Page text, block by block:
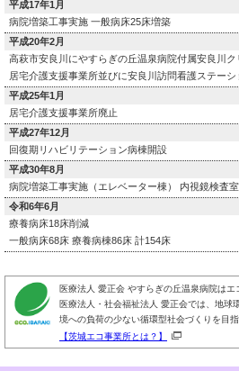
平成17年1月
病院増築工事実施 一般病床25床増築
平成20年2月
高萩市安良川にやすらぎの丘温泉病院付属安良川ク
居宅介護支援事業所並びに安良川訪問看護ステーシ
平成25年1月
居宅介護支援事業所廃止
平成27年12月
回復期リハビリテーション病棟開設
平成30年8月
病院増築工事実施（エレベーター棟） 内視鏡検査
令和6年6月
療養病床18床削減
一般病床68床 療養病棟86床 計154床
医療法人 愛正会 やすらぎの丘温泉病院はエ
医療法人・社会福祉法人 愛正会では、地球
境への負荷の少ない循環型社会づくりを目指
【茨城エコ事業所とは？】